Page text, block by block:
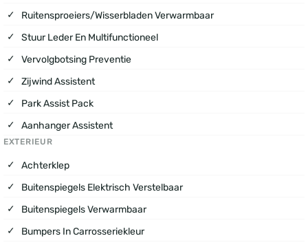
Ruitensproeiers/wisserbladen Verwarmbaar
Stuur Leder En Multifunctioneel
Vervolgbotsing Preventie
Zijwind Assistent
Park Assist Pack
Aanhanger Assistent
EXTERIEUR
Achterklep
Buitenspiegels Elektrisch Verstelbaar
Buitenspiegels Verwarmbaar
Bumpers In Carrosseriekleur